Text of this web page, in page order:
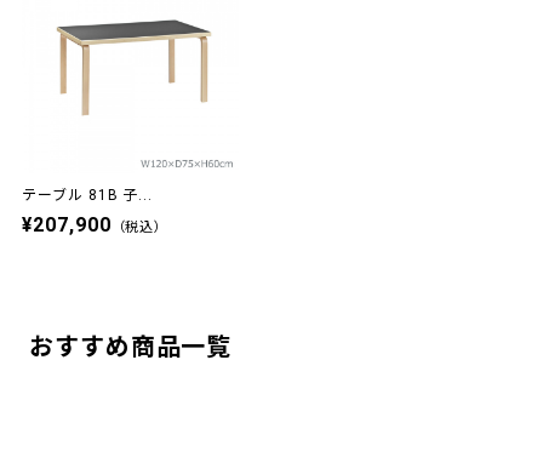
テーブル 81B 子...
¥207,900 （税込）
おすすめ商品一覧